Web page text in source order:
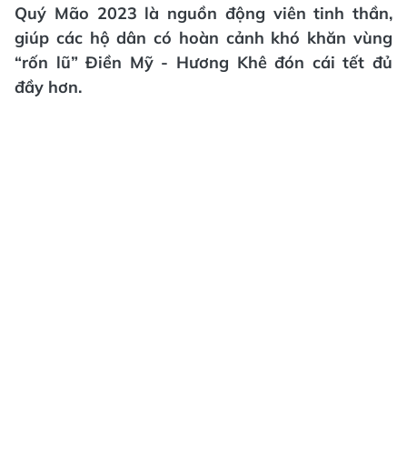
Quý Mão 2023 là nguồn động viên tinh thần,
giúp các hộ dân có hoàn cảnh khó khăn vùng
“rốn lũ” Điền Mỹ - Hương Khê đón cái tết đủ
đầy hơn.